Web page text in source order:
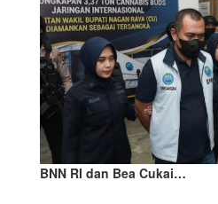
BNN RI dan Bea Cukai…